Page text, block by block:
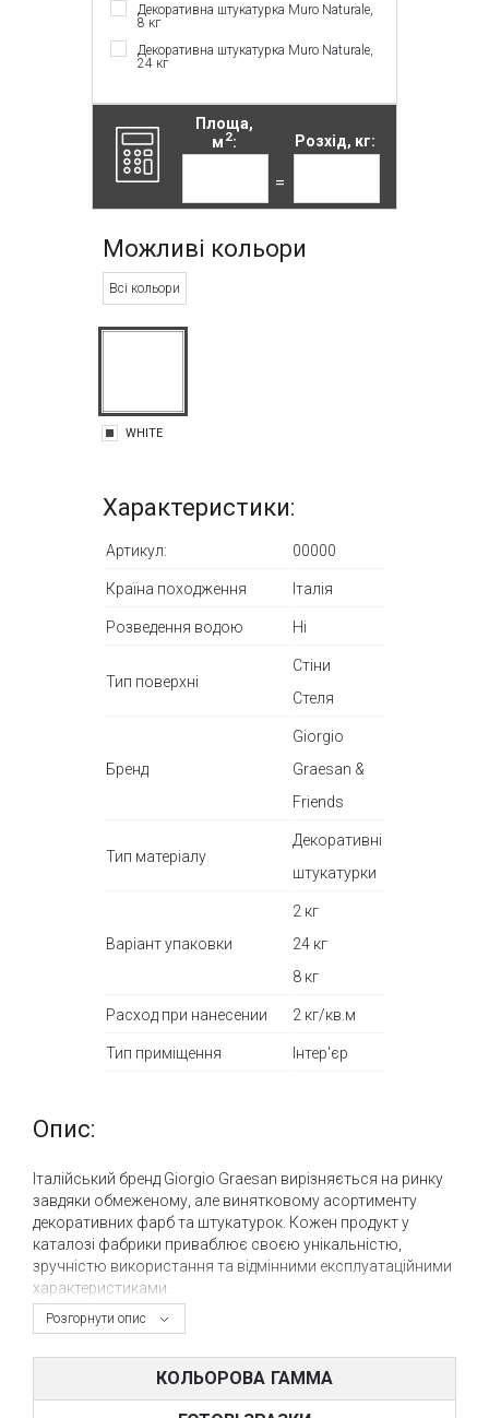
Декоративна штукатурка Muro Naturale,
8 кг
Декоративна штукатурка Muro Naturale,
24 кг
Площа,
м 2:
=
Розхід, кг:
Можливі кольори
Всі кольори
WHITE
Характеристики:
Артикул: 00000
Країна походження Італія
Розведення водою Ні
Тип поверхні
Стіни
Стеля
Бренд
Giorgio
Graesan &
Friends
Тип матеріалу
Декоративні
штукатурки
Варіант упаковки
2 кг
24 кг
8 кг
Расход при нанесении 2 кг/кв.м
Тип приміщення Інтер'єр
Розгорнути опис
Опис:
Італійський бренд Giorgio Graesan вирізняється на ринку
завдяки обмеженому, але винятковому асортименту
декоративних фарб та штукатурок. Кожен продукт у
каталозі фабрики приваблює своєю унікальністю,
зручністю використання та відмінними експлуатаційними
характеристиками.
Декоративна штукатурка MURO NATURALE від Giorgio
структурою та вмістом шматочків скла, створюючи
покриття виглядає матовим, але відчувається
КОЛЬОРОВА ГАММА